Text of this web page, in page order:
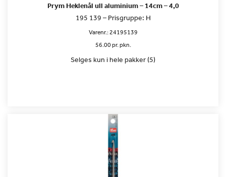
Prym Heklenål ull aluminium – 14cm – 4,0
195 139 – Prisgruppe: H
Varenr.:24195139
56.00 pr. pkn.
Selges kun i hele pakker (5)